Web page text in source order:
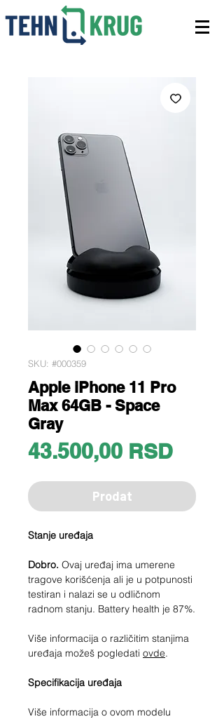
SKU: #000359
Apple iPhone 11 Pro
Max 64GB - Space
Gray
43.500,00 RSDPrice
Prodat
Stanje uređaja
Dobro. Ovaj uređaj ima umerene
tragove korišćenja ali je u potpunosti
testiran i nalazi se u odličnom
radnom stanju. Battery health je 87%.
Više informacija o različitim stanjima
uređaja možeš pogledati ovde.
Specifikacija uređaja
Više informacija o ovom modelu